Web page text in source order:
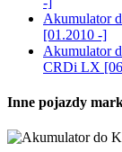
Akumulator
[01.2010 -]
Akumulator
CRDi LX
Inne pojazdy